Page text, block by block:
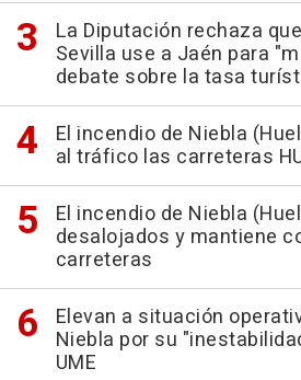
La Diputación rechaza
Sevilla use a Jaén para
debate sobre la tasa
El incendio de Niebla
al tráfico las carreteras
El incendio de Niebla
desalojados y mantiene
carreteras
Elevan a situación
Niebla por su
UME